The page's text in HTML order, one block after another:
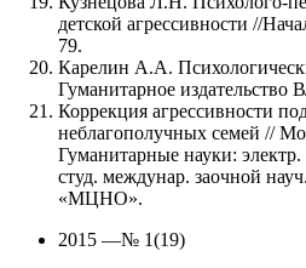
детской агрессивности //
79.
Карелин А.А.
Гуманитарное
Коррекция агрессивности
неблагополучных семей //
Гуманитарные науки:
студ. междунар. заочной
«МЦНО».
2015 —№ 1(19)